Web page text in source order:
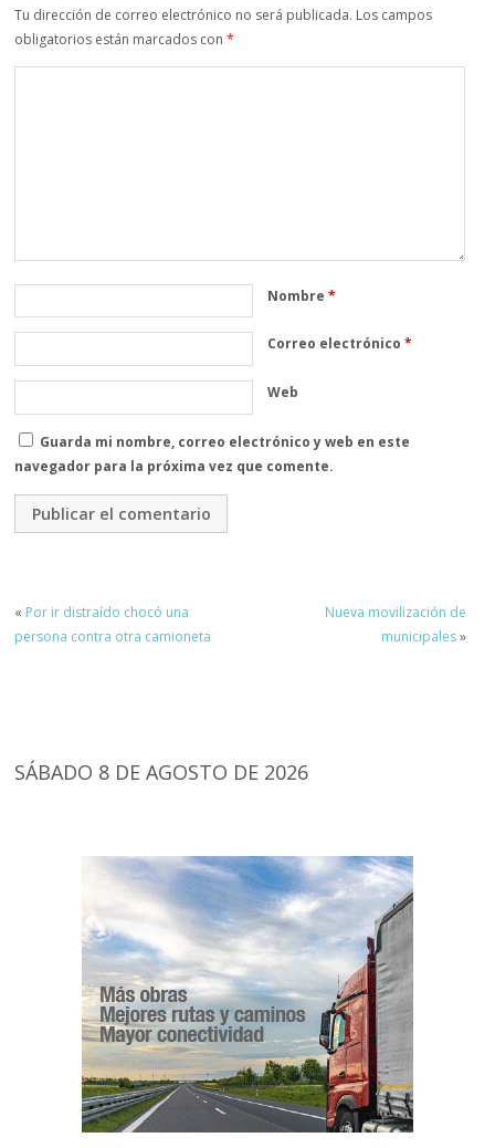
Tu dirección de correo electrónico no será publicada. Los campos
obligatorios están marcados con*
Nombre*
Correo electrónico*
Web
Guarda mi nombre, correo electrónico y web en este
navegador para la próxima vez que comente.
« Por ir distraído chocó una
persona contra otra camioneta
Nueva movilización de
municipales»
SÁBADO 8 DE AGOSTO DE 2026